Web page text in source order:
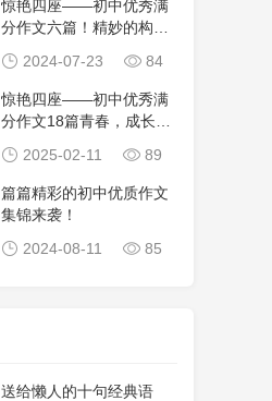
惊艳四座——初中优秀满
分作文六篇！精妙的构
2024-07-23 84
惊艳四座——初中优秀满
分作文18篇青春，成长，
2025-02-11 89
篇篇精彩的初中优质作文
集锦来袭！
2024-08-11
85
送给懒人的十句经典语